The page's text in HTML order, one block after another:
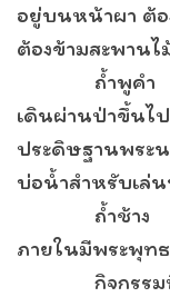
อยู่บนหน้าผา ต้อ
ต้องข้ามสะพานไ
ถ้ำพูคำ อยู่
เดินผ่านป่าขึ้นไ
ประดิษฐานพระ
บ่อน้ำสำหรับเล่น
ถ้ำช้าง บ้า
ภายในมีพระพุท
กิจกรรมที่น่า